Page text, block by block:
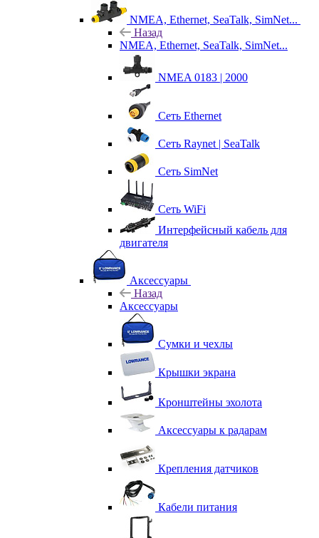
NMEA, Ethernet, SeaTalk, SimNet...
Назад
NMEA, Ethernet, SeaTalk, SimNet...
NMEA 0183 | 2000
Сеть Ethernet
Сеть Raynet | SeaTalk
Сеть SimNet
Сеть WiFi
Интерфейсный кабель для
двигателя
Аксессуары
Назад
Аксессуары
Сумки и чехлы
Крышки экрана
Кронштейны эхолота
Аксессуары к радарам
Крепления датчиков
Кабели питания